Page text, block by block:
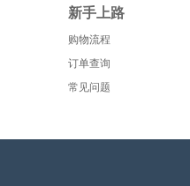
新手上路
购物流程
订单查询
常见问题